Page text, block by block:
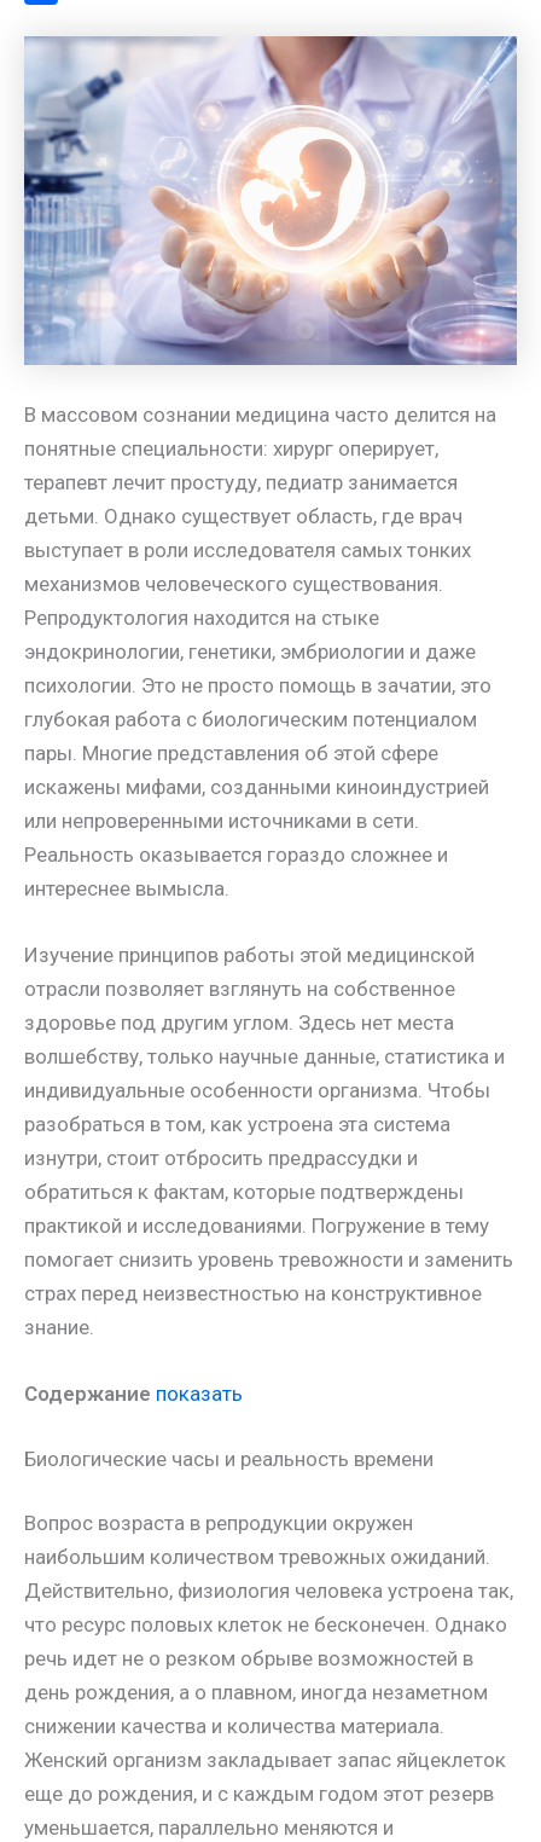
s
s
n
i
k
i
p
p
r
e
s
t
i
l
п
р
а
в
и
т
ь
В массовом сознании медицина часто делится на
понятные специальности: хирург оперирует,
терапевт лечит простуду, педиатр занимается
детьми. Однако существует область, где врач
выступает в роли исследователя самых тонких
механизмов человеческого существования.
Репродуктология находится на стыке
эндокринологии, генетики, эмбриологии и даже
психологии. Это не просто помощь в зачатии, это
глубокая работа с биологическим потенциалом
пары. Многие представления об этой сфере
искажены мифами, созданными киноиндустрией
или непроверенными источниками в сети.
Реальность оказывается гораздо сложнее и
интереснее вымысла.
Изучение принципов работы этой медицинской
отрасли позволяет взглянуть на собственное
здоровье под другим углом. Здесь нет места
волшебству, только научные данные, статистика и
индивидуальные особенности организма. Чтобы
разобраться в том, как устроена эта система
изнутри, стоит отбросить предрассудки и
обратиться к фактам, которые подтверждены
практикой и исследованиями. Погружение в тему
помогает снизить уровень тревожности и заменить
страх перед неизвестностью на конструктивное
знание.
Содержание показать
Биологические часы и реальность времени
Вопрос возраста в репродукции окружен
наибольшим количеством тревожных ожиданий.
Действительно, физиология человека устроена так,
что ресурс половых клеток не бесконечен. Однако
речь идет не о резком обрыве возможностей в
день рождения, а о плавном, иногда незаметном
снижении качества и количества материала.
Женский организм закладывает запас яйцеклеток
еще до рождения, и с каждым годом этот резерв
уменьшается, параллельно меняются и